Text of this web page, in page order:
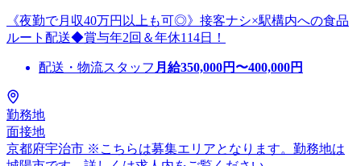
《夜勤で月収40万円以上も可◎》接客ナシ×駅構内への食品
ルート配送◆賞与年2回＆年休114日！
配送・物流スタッフ 月給350,000円〜400,000円
勤務地
面接地
京都府宇治市 ※こちらは募集エリアとなります。勤務地は